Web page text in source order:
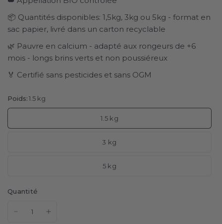
📦 Quantités disponibles: 1,5kg, 3kg ou 5kg - format en
sac papier, livré dans un carton recyclable
🌿 Pauvre en calcium - adapté aux rongeurs de +6
mois - longs brins verts et non poussiéreux
🏅 Certifié sans pesticides et sans OGM
Poids:1.5 kg
1.5 kg
3 kg
5 kg
Quantité